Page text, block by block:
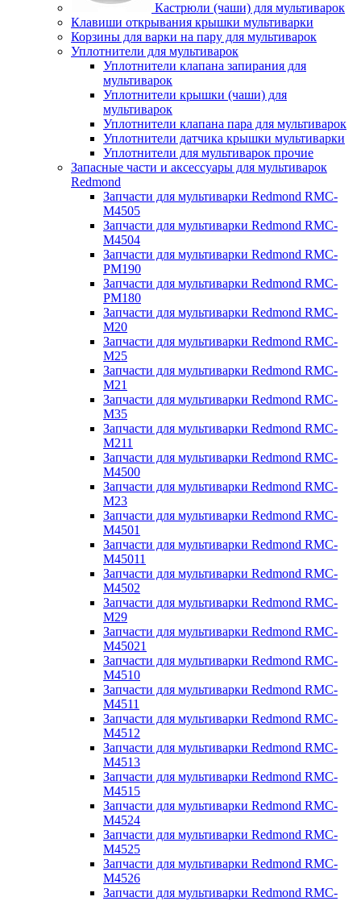
Кастрюли (чаши) для мультиварок
Клавиши открывания крышки мультиварки
Корзины для варки на пару для мультиварок
Уплотнители для мультиварок
Уплотнители клапана запирания для
мультиварок
Уплотнители крышки (чаши) для
мультиварок
Уплотнители клапана пара для мультиварок
Уплотнители датчика крышки мультиварки
Уплотнители для мультиварок прочие
Запасные части и аксессуары для мультиварок
Redmond
Запчасти для мультиварки Redmond RMC-
M4505
Запчасти для мультиварки Redmond RMC-
M4504
Запчасти для мультиварки Redmond RMC-
PM190
Запчасти для мультиварки Redmond RMC-
PM180
Запчасти для мультиварки Redmond RMC-
M20
Запчасти для мультиварки Redmond RMC-
M25
Запчасти для мультиварки Redmond RMC-
M21
Запчасти для мультиварки Redmond RMC-
M35
Запчасти для мультиварки Redmond RMC-
M211
Запчасти для мультиварки Redmond RMC-
M4500
Запчасти для мультиварки Redmond RMC-
M23
Запчасти для мультиварки Redmond RMC-
M4501
Запчасти для мультиварки Redmond RMC-
M45011
Запчасти для мультиварки Redmond RMC-
M4502
Запчасти для мультиварки Redmond RMC-
M29
Запчасти для мультиварки Redmond RMC-
M45021
Запчасти для мультиварки Redmond RMC-
M4510
Запчасти для мультиварки Redmond RMC-
M4511
Запчасти для мультиварки Redmond RMC-
M4512
Запчасти для мультиварки Redmond RMC-
M4513
Запчасти для мультиварки Redmond RMC-
M4515
Запчасти для мультиварки Redmond RMC-
M4524
Запчасти для мультиварки Redmond RMC-
M4525
Запчасти для мультиварки Redmond RMC-
M4526
Запчасти для мультиварки Redmond RMC-